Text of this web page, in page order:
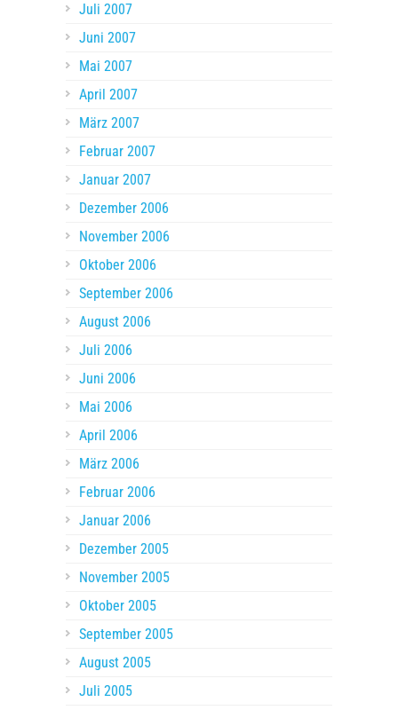
Juli 2007
Juni 2007
Mai 2007
April 2007
März 2007
Februar 2007
Januar 2007
Dezember 2006
November 2006
Oktober 2006
September 2006
August 2006
Juli 2006
Juni 2006
Mai 2006
April 2006
März 2006
Februar 2006
Januar 2006
Dezember 2005
November 2005
Oktober 2005
September 2005
August 2005
Juli 2005